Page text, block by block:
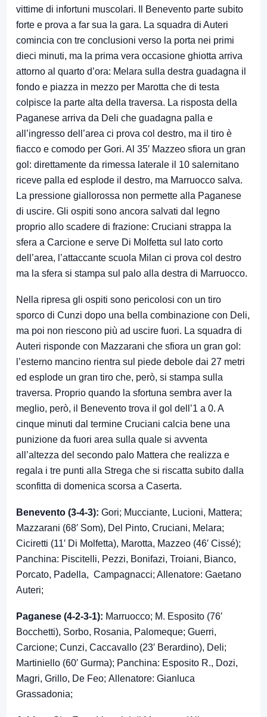
vittime di infortuni muscolari. Il Benevento parte subito
forte e prova a far sua la gara. La squadra di Auteri
comincia con tre conclusioni verso la porta nei primi
dieci minuti, ma la prima vera occasione ghiotta arriva
attorno al quarto d’ora: Melara sulla destra guadagna il
fondo e piazza in mezzo per Marotta che di testa
colpisce la parte alta della traversa. La risposta della
Paganese arriva da Deli che guadagna palla e
all’ingresso dell’area ci prova col destro, ma il tiro è
fiacco e comodo per Gori. Al 35′ Mazzeo sfiora un gran
gol: direttamente da rimessa laterale il 10 salernitano
riceve palla ed esplode il destro, ma Marruocco salva.
La pressione giallorossa non permette alla Paganese
di uscire. Gli ospiti sono ancora salvati dal legno
proprio allo scadere di frazione: Cruciani strappa la
sfera a Carcione e serve Di Molfetta sul lato corto
dell’area, l’attaccante scuola Milan ci prova col destro
ma la sfera si stampa sul palo alla destra di Marruocco.
Nella ripresa gli ospiti sono pericolosi con un tiro
sporco di Cunzi dopo una bella combinazione con Deli,
ma poi non riescono più ad uscire fuori. La squadra di
Auteri risponde con Mazzarani che sfiora un gran gol:
l’esterno mancino rientra sul piede debole dai 27 metri
ed esplode un gran tiro che, però, si stampa sulla
traversa. Proprio quando la sfortuna sembra aver la
meglio, però, il Benevento trova il gol dell’1 a 0. A
cinque minuti dal termine Cruciani calcia bene una
punizione da fuori area sulla quale si avventa
all’altezza del secondo palo Mattera che realizza e
regala i tre punti alla Strega che si riscatta subito dalla
sconfitta di domenica scorsa a Caserta.
Benevento (3-4-3): Gori; Mucciante, Lucioni, Mattera;
Mazzarani (68′ Som), Del Pinto, Cruciani, Melara;
Ciciretti (11′ Di Molfetta), Marotta, Mazzeo (46′ Cissé);
Panchina: Piscitelli, Pezzi, Bonifazi, Troiani, Bianco,
Porcato, Padella, Campagnacci; Allenatore: Gaetano
Auteri;
Paganese (4-2-3-1): Marruocco; M. Esposito (76′
Bocchetti), Sorbo, Rosania, Palomeque; Guerri,
Carcione; Cunzi, Caccavallo (23′ Berardino), Deli;
Martiniello (60′ Gurma); Panchina: Esposito R., Dozi,
Magri, Grillo, De Feo; Allenatore: Gianluca
Grassadonia;